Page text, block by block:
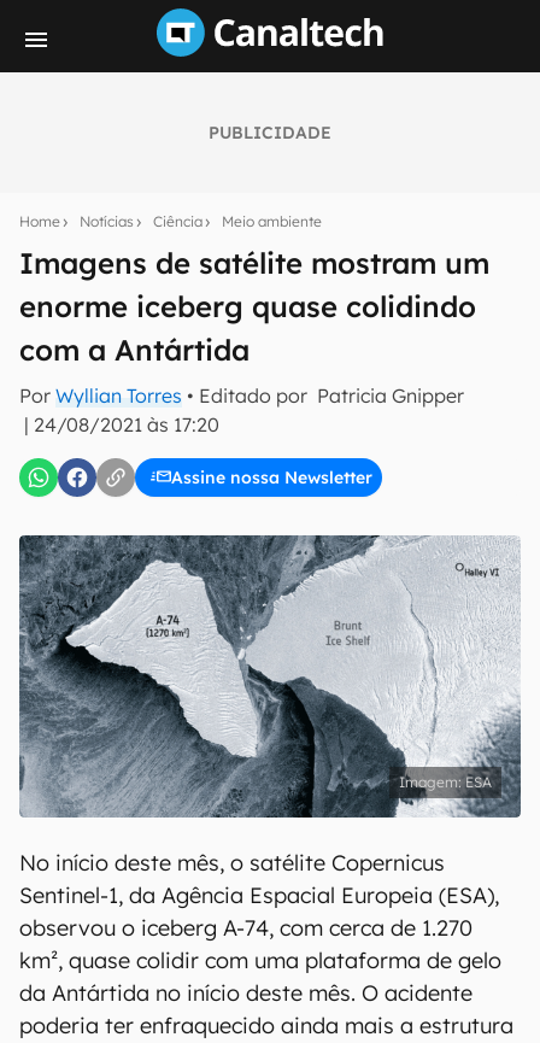
PUBLICIDADE
Home Notícias Ciência Meio ambiente
Imagens de satélite mostram um
enorme iceberg quase colidindo
com a Antártida
Por Wyllian Torres • Editado por Patricia Gnipper
| 24/08/2021 às 17:20
Assine nossa Newsletter
notícias e reviews sobre tecnologia em primeira
E-mail
inscreva-se
Confirmo que li, aceito e concordo com os Termos de
Uso e Política de Privacidade do Canaltech.
ESA
No início deste mês, o satélite Copernicus
Sentinel-1, da Agência Espacial Europeia (ESA),
observou o iceberg A-74, com cerca de 1.270
km², quase colidir com uma plataforma de gelo
da Antártida no início deste mês. O acidente
poderia ter enfraquecido ainda mais a estrutura